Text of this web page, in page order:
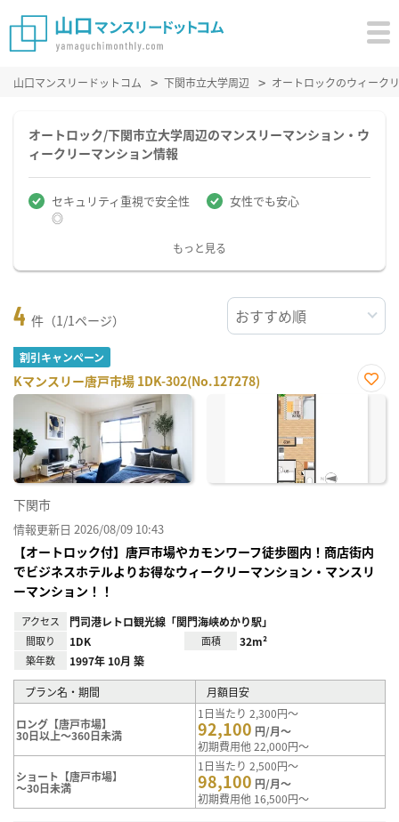
山口マンスリードットコム 下関市立大学周辺 オートロックのウィーク
オートロック/下関市立大学周辺のマンスリーマンション・ウ
ィークリーマンション情報
セキュリティ重視で安全性
◎
女性でも安心
もっと見る
4 件（1/1ページ）
割引キャンペーン
Kマンスリー唐戸市場 1DK-302(No.127278)
お気
下関市
情報更新日 2026/08/09 10:43
【オートロック付】唐戸市場やカモンワーフ徒歩圏内！商店街内
でビジネスホテルよりお得なウィークリーマンション・マンスリ
ーマンション！！
アクセス 門司港レトロ観光線「関門海峡めかり駅」
間取り 1DK 面積 32m²
築年数 1997年 10月 築
プラン名・期間 月額目安
ロング【唐戸市場】
30日以上～360日未満
1日当たり 2,300円～
92,100 円/月～
初期費用他 22,000円～
ショート【唐戸市場】
～30日未満
1日当たり 2,500円～
98,100 円/月～
初期費用他 16,500円～